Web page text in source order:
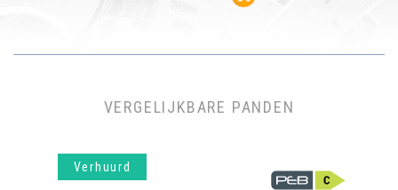
VERGELIJKBARE PANDEN
Verhuurd